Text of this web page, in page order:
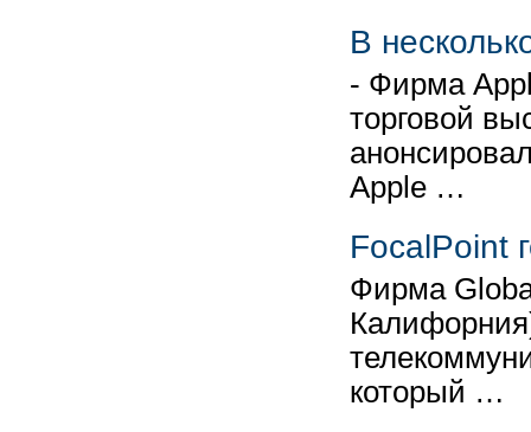
В
- Фирма
торговой
Apple …
FocalPoint
Фирма
который …